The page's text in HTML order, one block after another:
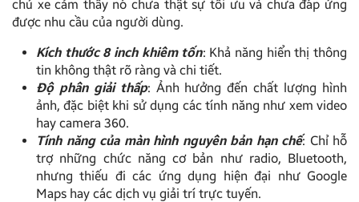
chủ xe cảm thấy nó chưa thật sự tối ưu và chưa đáp ứng
được nhu cầu của người dùng.
Kích thước 8 inch khiêm tốn: Khả năng hiển thị thông
tin không thật rõ ràng và chi tiết.
Độ phân giải thấp: Ảnh hưởng đến chất lượng hình
ảnh, đặc biệt khi sử dụng các tính năng như xem video
hay camera 360.
Tính năng của màn hình nguyên bản hạn chế: Chỉ hỗ
trợ những chức năng cơ bản như radio, Bluetooth,
nhưng thiếu đi các ứng dụng hiện đại như Google
Maps hay các dịch vụ giải trí trực tuyến.